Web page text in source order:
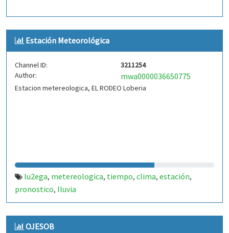
Estación Meteorológica
Channel ID:
3211254
Author:
mwa0000036650775
Estacion metereologica, EL RODEO Loberia
lu2ega, metereologica, tiempo, clima, estación,
pronostico, lluvia
OJESOB